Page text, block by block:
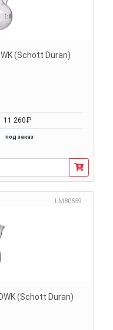
(Schott Duran)
11 260₽
под заказ
LM80559
(Schott Duran)